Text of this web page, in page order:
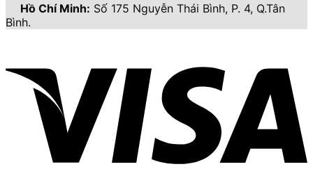
Hồ Chí Minh: Số 175 Nguyễn Thái Bình, P. 4, Q.Tân
Bình.